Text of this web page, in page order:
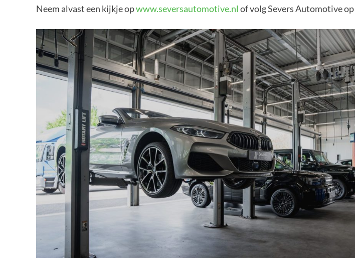
Neem alvast een kijkje opwww.seversautomotive.nl of volg Severs Automotive op